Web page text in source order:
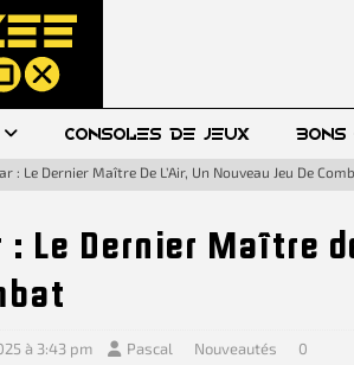
CONSOLES DE JEUX BONS
: Le Dernier Maître De L’Air, Un Nouveau Jeu De
Le Dernier Maître
à 3:43 pm Pascal Nouveautés 0